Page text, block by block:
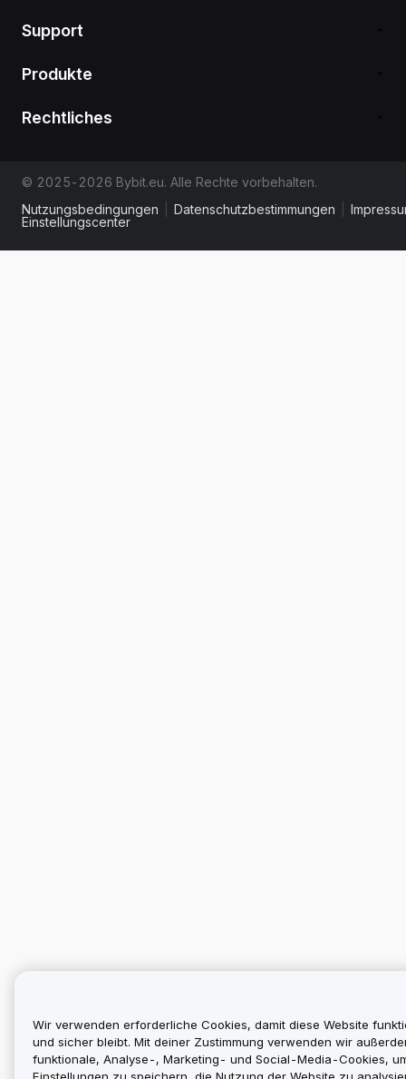
Support
Produkte
Rechtliches
© 2025-2026 Bybit.eu. Alle Rechte vorbehalten.
Nutzungsbedingungen
Datenschutzbestimmungen
Einstellungscenter
Wir verwenden erforderliche Cookies, damit diese Website
und sicher bleibt. Mit deiner Zustimmung verwenden wir
funktionale, Analyse-, Marketing- und Social-Media-Cookies,